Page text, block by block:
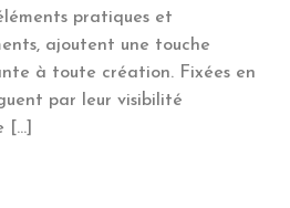
pratiques et
ajoutent une touche
à toute création. Fixées en
par leur visibilité
[…]